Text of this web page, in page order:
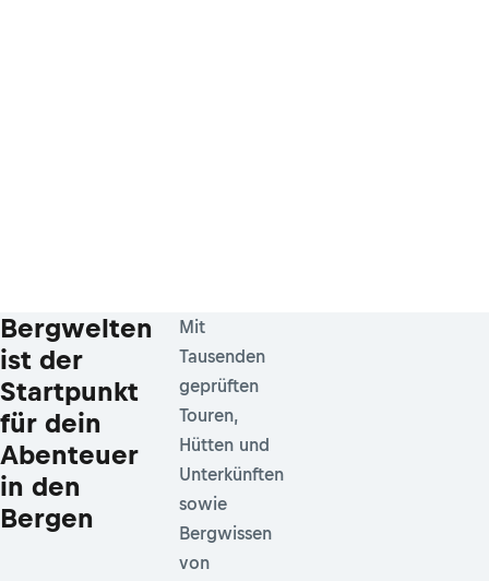
Bergwelten
ist der
Startpunkt
für dein
Abenteuer
in den
Bergen
Mit
Tausenden
geprüften
Touren,
Hütten und
Unterkünften
sowie
Bergwissen
von